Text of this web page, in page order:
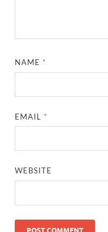
NAME *
EMAIL *
WEBSITE